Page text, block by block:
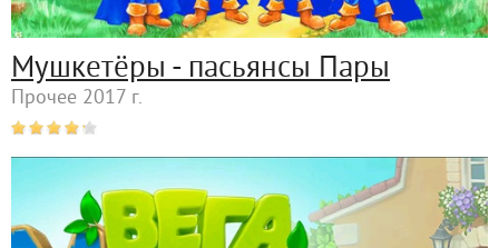
Мушкетёры - пасьянсы Пары
Прочее 2017 г.